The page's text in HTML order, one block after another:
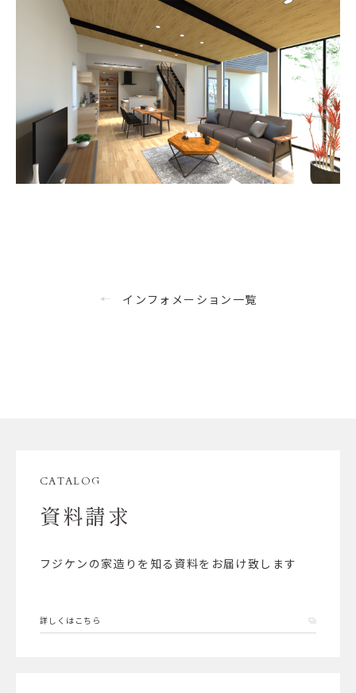
◀︎ インフォメーション一覧
CATALOG
資料請求
フジケンの家造りを知る資料をお届け致します
詳しくはこちら